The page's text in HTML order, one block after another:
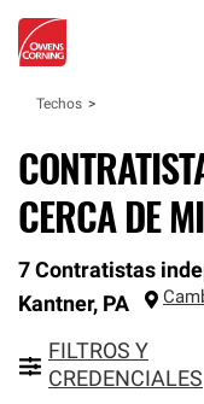
Techos
CERCA DE
7 Contratistas
Kantner, PA
FILTROS Y
CREDENCIALES